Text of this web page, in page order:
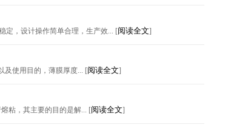
定，设计操作简单合理，生产效... [阅读全文]
及使用目的，薄膜厚度... [阅读全文]
粘，其主要的目的是解... [阅读全文]